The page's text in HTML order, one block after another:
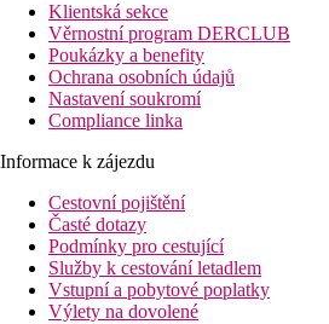
Klientská sekce
Věrnostní program DERCLUB
Poukázky a benefity
Ochrana osobních údajů
Nastavení soukromí
Compliance linka
Informace k zájezdu
Cestovní pojištění
Časté dotazy
Podmínky pro cestující
Služby k cestování letadlem
Vstupní a pobytové poplatky
Výlety na dovolené